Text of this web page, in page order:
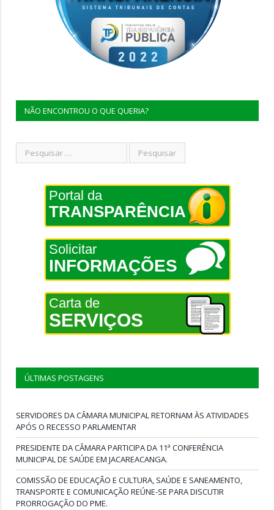
NÃO ENCONTROU O QUE QUERIA?
Portal da
TRANSPARÊNCIA
Solicitar
INFORMAÇÕES
Carta de
SERVIÇOS
ÚLTIMAS POSTAGENS
SERVIDORES DA CÂMARA MUNICIPAL RETORNAM ÀS ATIVIDADES
APÓS O RECESSO PARLAMENTAR
PRESIDENTE DA CÂMARA PARTICIPA DA 11ª CONFERÊNCIA
MUNICIPAL DE SAÚDE EM JACAREACANGA.
COMISSÃO DE EDUCAÇÃO E CULTURA, SAÚDE E SANEAMENTO,
TRANSPORTE E COMUNICAÇÃO REÚNE-SE PARA DISCUTIR
PRORROGAÇÃO DO PME.